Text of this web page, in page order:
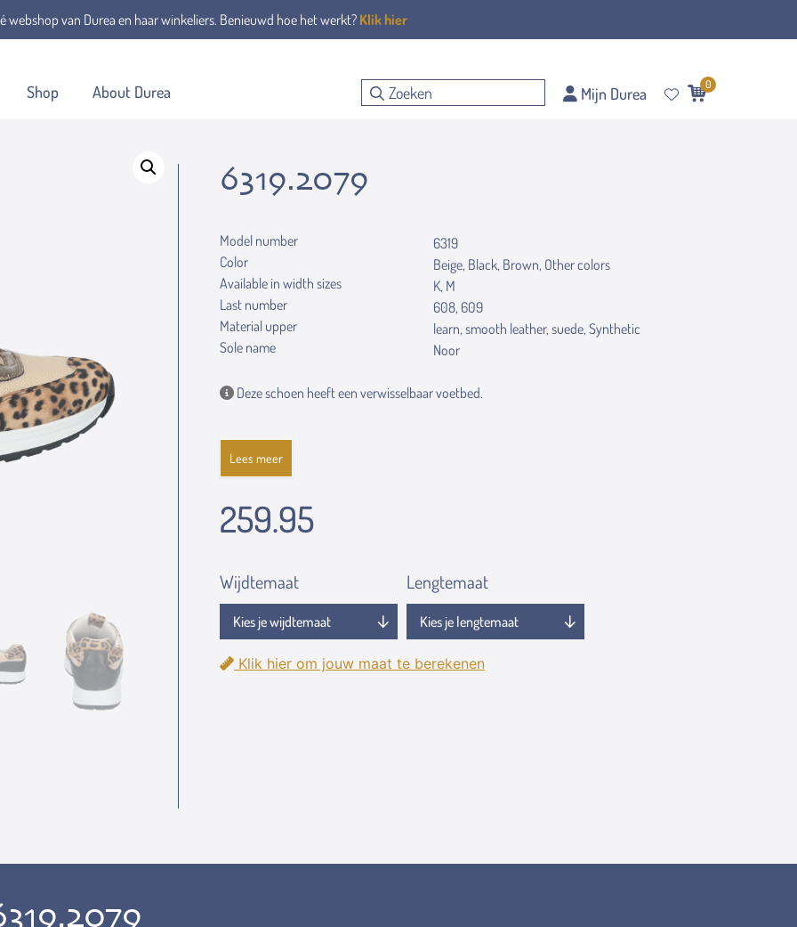
webshop van Durea en haar winkeliers. Benieuwd hoe het werkt? Klik hier
Shop About Durea Mijn Durea 0
6319.2079
Model number
6319
Color
Beige, Black, Brown, Other colors
Available in width sizes
K, M
Last number
608, 609
Material upper
learn, smooth leather, suede, Synthetic
Sole name
Noor
Deze schoen heeft een verwisselbaar voetbed.
Lees meer
259.95
Wijdtemaat Lengtemaat
Klik hier om jouw maat te berekenen